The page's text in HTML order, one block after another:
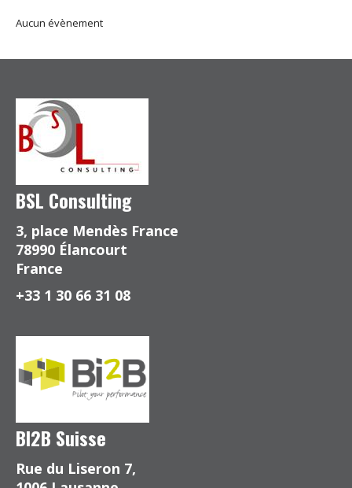
Aucun évènement
BSL Consulting
3, place Mendès France
78990 Élancourt
France
+33 1 30 66 31 08
BI2B Suisse
Rue du Liseron 7,